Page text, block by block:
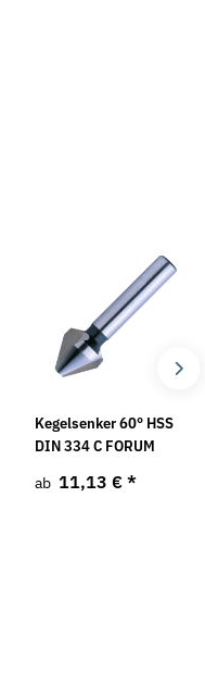
Kegelsenker 60° HSS
DIN 334 C FORUM
ab 11,13 € *